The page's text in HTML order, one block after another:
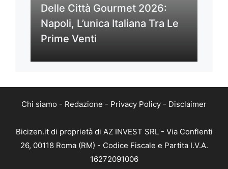
Delle Città Gourmet 2026:
Napoli, L’unica Italiana Tra Le
Prime Venti
Chi siamo - Redazione - Privacy Policy - Disclaimer
Bicizen.it di proprietà di AZ INVEST SRL - Via Conflenti
26, 00118 Roma (RM) - Codice Fiscale e Partita I.V.A.
16272091006